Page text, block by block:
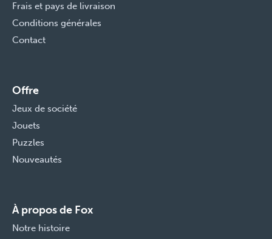
Frais et pays de livraison
Conditions générales
Contact
Offre
Jeux de société
Jouets
Puzzles
Nouveautés
À propos de Fox
Notre histoire